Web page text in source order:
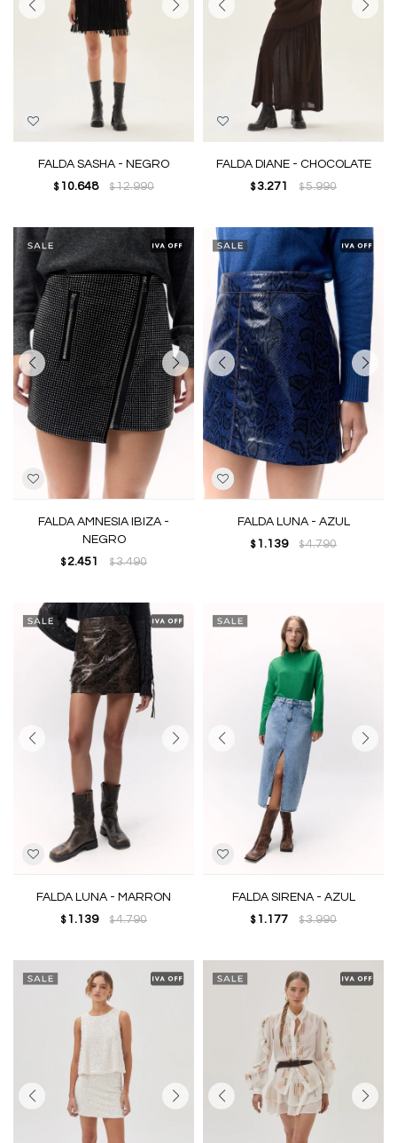
FALDA SASHA - NEGRO
$ 10.648 $12.990
FALDA DIANE - CHOCOLATE
$ 3.271 $5.990
FALDA AMNESIA IBIZA -
NEGRO
$ 2.451 $3.490
FALDA LUNA - AZUL
$ 1.139 $4.790
FALDA LUNA - MARRON
$ 1.139 $4.790
FALDA SIRENA - AZUL
$ 1.177 $3.990